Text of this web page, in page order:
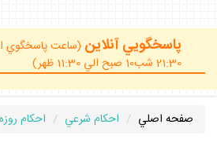
پاسخگويي آنلاين
21:30 شب10 صبح الي 11:30 ظهر)
صفحه اصلي احكام شرعي احكام روزه